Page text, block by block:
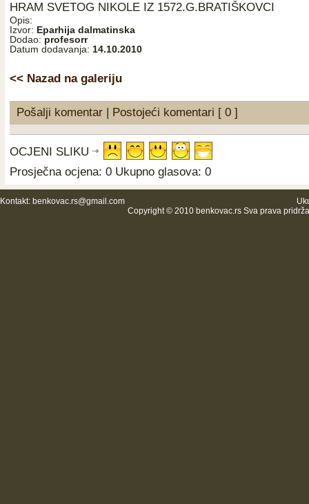
HRAM SVETOG NIKOLE IZ 1572.G.BRATIŠKOVCI
Opis:
Izvor: Eparhija dalmatinska
Dodao: profesorr
Datum dodavanja: 14.10.2010
<< Nazad na galeriju
Pošalji komentar Postojeći komentari [ 0 ]
OCJENI SLIKU
Prosječna ocjena: 0 Ukupno glasova: 0
Kontakt: benkovac.rs@gmail.com
Copyright © 2010 benkovac.rs Sva prava